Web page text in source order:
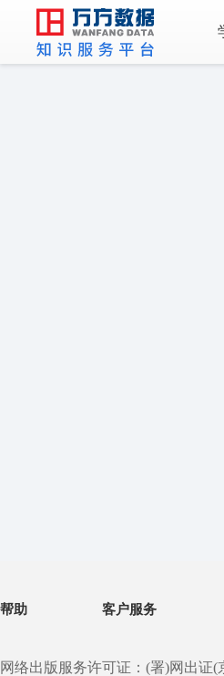
帮助 客户服务
网络出版服务许可证：(署)网出证(